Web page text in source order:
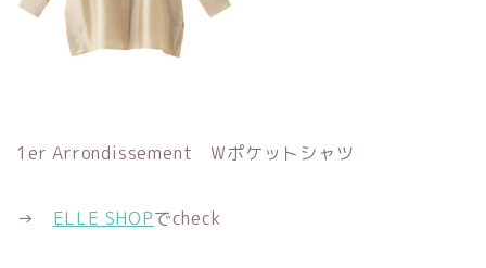
1er Arrondissement Wポケットシャツ
→ ELLE SHOPでcheck